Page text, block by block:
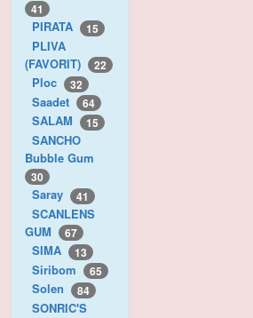
41
PIRATA 15
PLIVA
(FAVORIT)
22
Ploc 32
Saadet 64
SALAM 15
SANCHO
Bubble Gum
30
Saray 41
SCANLENS
GUM
67
SIMA 13
Siribom 65
Solen 84
SONRIC'S